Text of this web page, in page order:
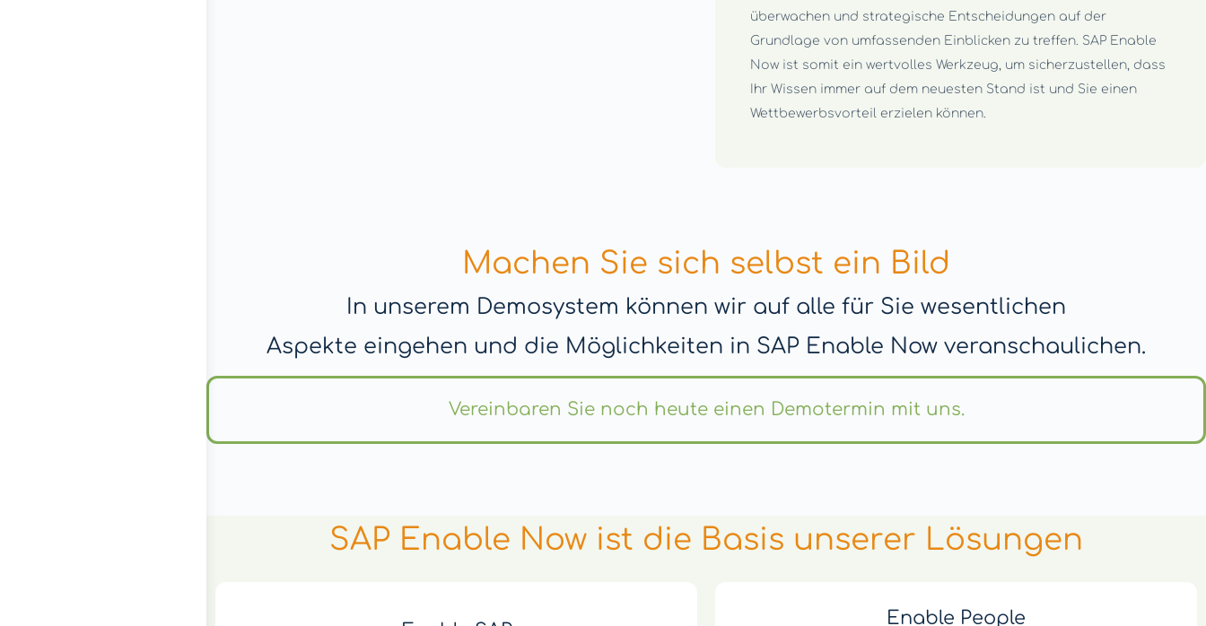
überwachen und strategische Entscheidungen auf der
Grundlage von umfassenden Einblicken zu treffen. SAP Enable
Now ist somit ein wertvolles Werkzeug, um sicherzustellen, dass
Ihr Wissen immer auf dem neuesten Stand ist und Sie einen
Wettbewerbsvorteil erzielen können.
Machen Sie sich selbst ein Bild
In unserem Demosystem können wir auf alle für Sie wesentlichen
Aspekte eingehen und die Möglichkeiten in SAP Enable Now veranschaulichen.
Vereinbaren Sie noch heute einen Demotermin mit uns.
SAP Enable Now ist die Basis unserer Lösungen
Enable People